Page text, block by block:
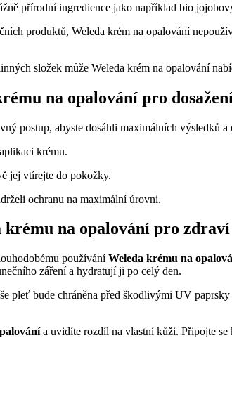
přírodní ingredience jako například bio
produktů, Weleda krém na opalování
složek může Weleda krém na opalování
na opalování pro
postup, abyste dosáhli maximálních výsledků
krému.
jej vtírejte do pokožky.
ochranu na maximální úrovni.
na opalování pro
používáníWeleda krému na
záření a hydratují ji po celý den.
pleť bude chráněna před škodlivými UV
a uvidíte rozdíl na vlastní kůži. Připojte se